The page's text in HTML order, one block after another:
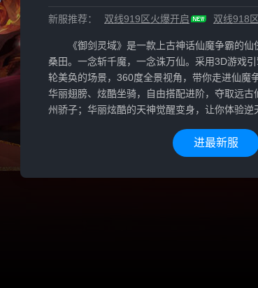
新服推荐： 双线919区火爆开启 双线918区
《御剑灵域》是一款上古神话仙魔争霸的
桑田。一念斩千魔，一念诛万仙。采用3D游戏
轮美奂的场景，360度全景视角，带你走进仙魔
华丽翅膀、炫酷坐骑，自由搭配进阶，夺取远古
州骄子；华丽炫酷的天神觉醒变身，让你体验逆
进最新服